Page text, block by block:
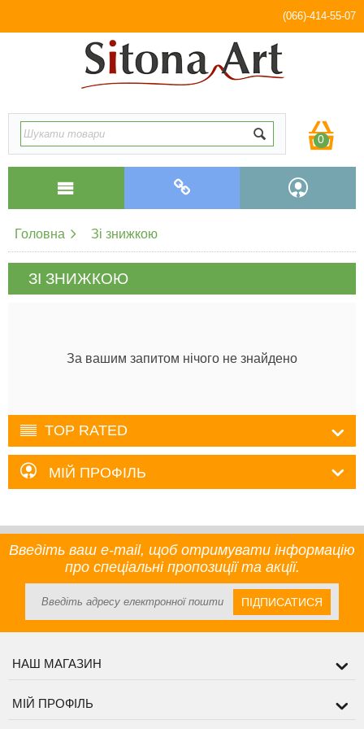
(066)-414-55-07
0
Головна Зі знижкою
ЗІ ЗНИЖКОЮ
За вашим запитом нічого не знайдено
TOP RATED
МІЙ ПРОФІЛЬ
Введіть ваш e-mail, щоб отримувати інформацію
про спеціальні пропозиції та акції.
ПІДПИСАТИСЯ
НАШ МАГАЗИН
МІЙ ПРОФІЛЬ